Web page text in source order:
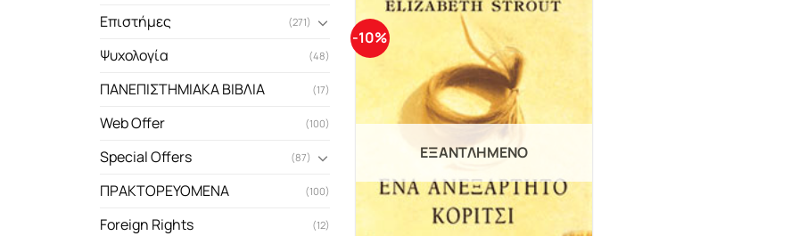
Επιστήμες (271)
Ψυχολογία (48)
ΠΑΝΕΠΙΣΤΗΜΙΑΚΑ ΒΙΒΛΙΑ (17)
Web Offer (100)
Special Offers (87)
ΠΡΑΚΤΟΡΕΥΟΜΕΝΑ (100)
Foreign Rights (12)
-10%
ΕΞΑΝΤΛΗΜΈΝΟ